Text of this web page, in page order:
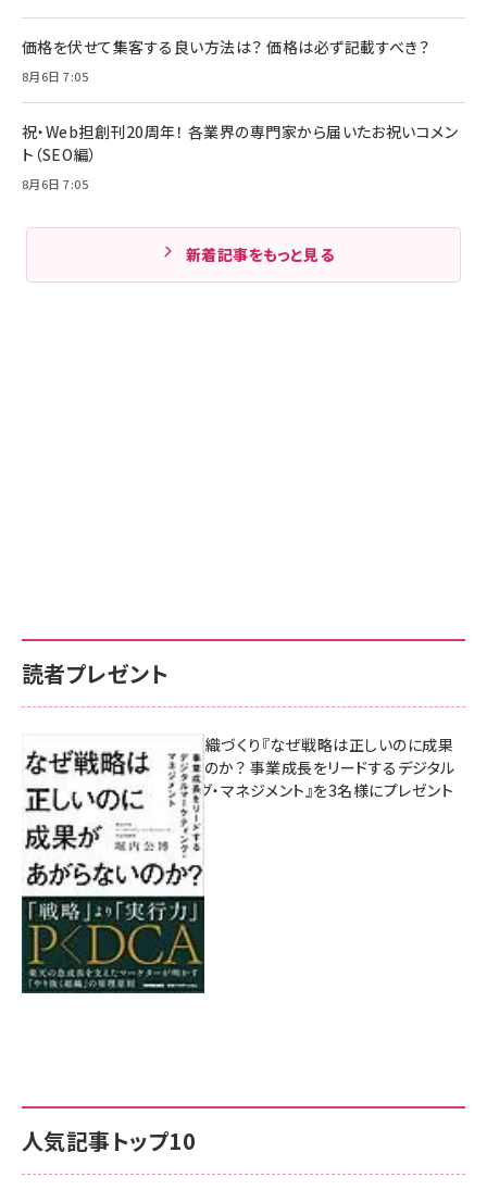
価格を伏せて集客する良い方法は？ 価格は必ず記載すべき？
8月6日 7:05
祝・Web担創刊20周年！ 各業界の専門家から届いたお祝いコメン
ト（SEO編）
8月6日 7:05
新着記事をもっと見る
人気記事トップ10
読者プレゼント
成果を生む組織づくり『なぜ戦略は正しいのに成果
があがらないのか？ 事業成長をリードするデジタル
マーケティング・マネジメント』を3名様にプレゼント
8月7日 10:00